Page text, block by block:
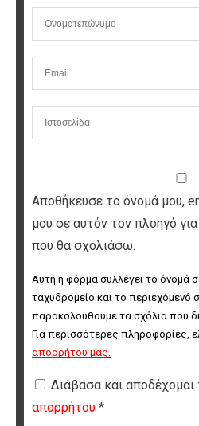
Αποθήκευσε το όνομά μου,
μου σε αυτόν τον πλοηγό
που θα σχολιάσω.
Αυτή η φόρμα συλλέγει το όνομά
ταχυδρομείο και το
παρακολουθούμε τα σχόλια που
Για περισσότερες πληροφορίες,
απορρήτου μας
Διάβασα και αποδέχομαι
απορρήτου *